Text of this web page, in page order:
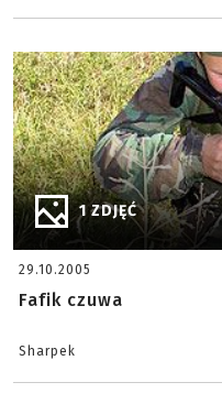
1 ZDJĘĆ
29.10.2005
Fafik czuwa
Sharpek